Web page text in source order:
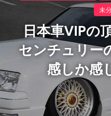
未
日本車VIPの
センチュリー
感しか感